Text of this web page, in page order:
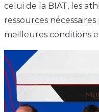
celui de la BIAT, les
ressources
meilleures conditions